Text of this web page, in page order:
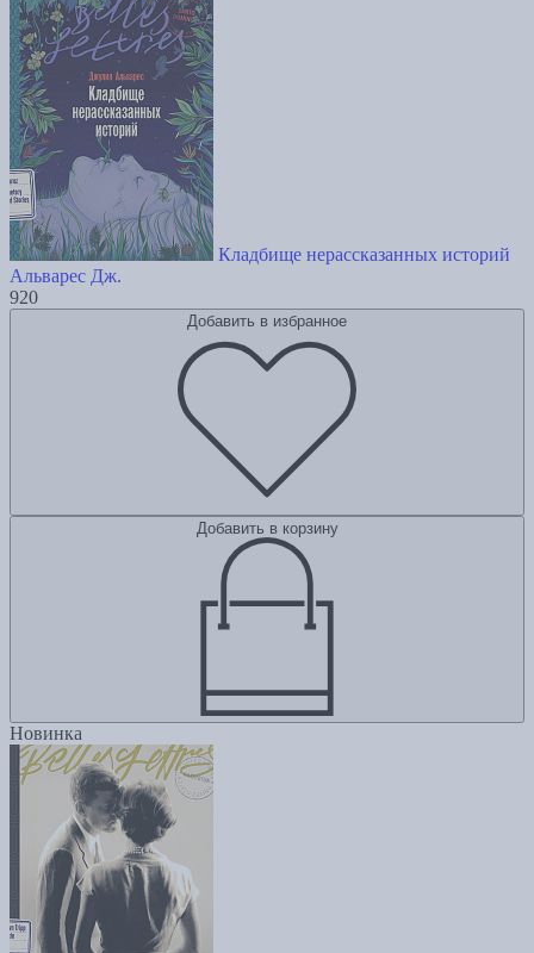
Кладбище нерассказанных историй
Альварес Дж.
920
Добавить в избранное
Добавить в корзину
Новинка